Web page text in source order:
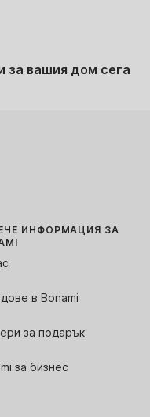
за вашия дом сега
ИНФОРМАЦИЯ ЗА
в Bonami
за подарък
за бизнес